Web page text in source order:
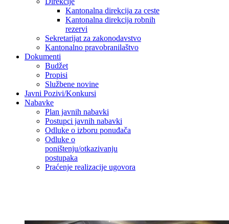
Kantonalna direkcija za ceste
Kantonalna direkcija robnih
rezervi
Sekretarijat za zakonodavstvo
Kantonalno pravobranilaštvo
Dokumenti
Budžet
Propisi
Službene novine
Javni Pozivi/Konkursi
Nabavke
Plan javnih nabavki
Postupci javnih nabavki
Odluke o izboru ponuđača
Odluke o
poništenju/otkazivanju
postupaka
Praćenje realizacije ugovora